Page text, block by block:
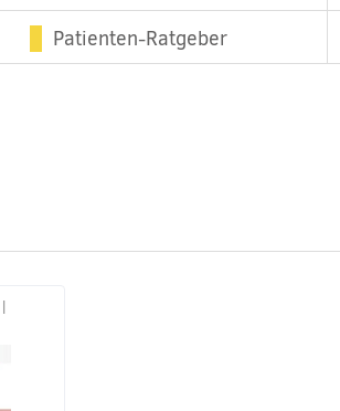
Patienten-Ratgeber
|